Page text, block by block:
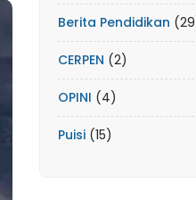
Berita Pendidikan
CERPEN (2)
OPINI (4)
Puisi (15)